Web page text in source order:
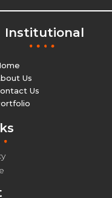
Institutional
Us
Us